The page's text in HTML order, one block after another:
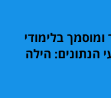
בלימודי
הנתונים: הילה